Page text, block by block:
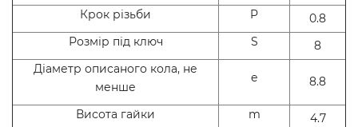
Крок різьби
P
0.8
Розмір під ключ
S
8
Діаметр описаного кола, не
менше
e 8.8
Висота гайки m
4.7